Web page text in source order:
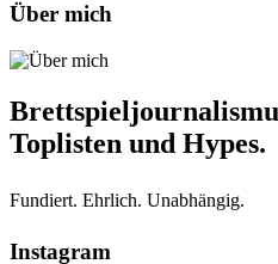
Über mich
Toplisten und Hypes.
Fundiert. Ehrlich. Unabhängig.
Instagram